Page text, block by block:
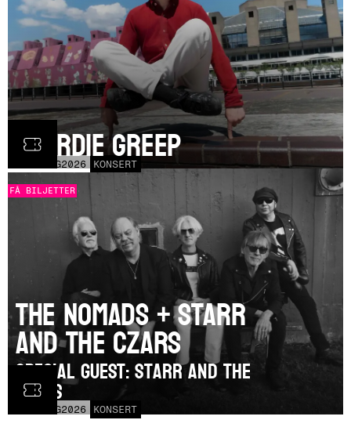
AUG2026 KONSERT
FÅ BILJETTER
Geordie Greep
AUG2026 KONSERT
The Nomads + Starr
and the Czars
SPECIAL GUEST: Starr and the
Czars